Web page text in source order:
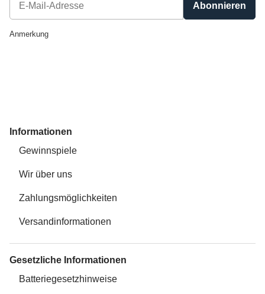
Abonnieren
Anmerkung
Informationen
Gewinnspiele
Wir über uns
Zahlungsmöglichkeiten
Versandinformationen
Gesetzliche Informationen
Batteriegesetzhinweise